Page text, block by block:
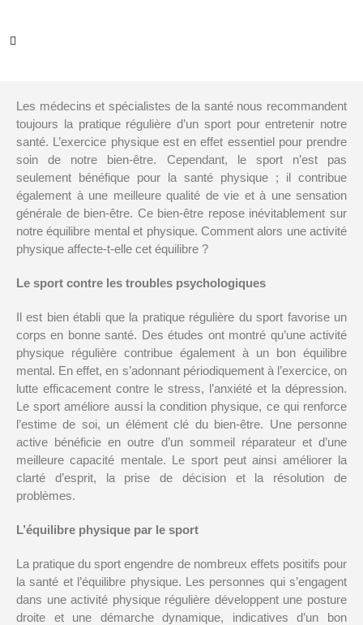
Les médecins et spécialistes de la santé nous recommandent
toujours la pratique régulière d’un sport pour entretenir notre
santé. L’exercice physique est en effet essentiel pour prendre
soin de notre bien-être. Cependant, le sport n’est pas
seulement bénéfique pour la santé physique ; il contribue
également à une meilleure qualité de vie et à une sensation
générale de bien-être. Ce bien-être repose inévitablement sur
notre équilibre mental et physique. Comment alors une activité
physique affecte-t-elle cet équilibre ?
Le sport contre les troubles psychologiques
Il est bien établi que la pratique régulière du sport favorise un
corps en bonne santé. Des études ont montré qu’une activité
physique régulière contribue également à un bon équilibre
mental. En effet, en s’adonnant périodiquement à l’exercice, on
lutte efficacement contre le stress, l’anxiété et la dépression.
Le sport améliore aussi la condition physique, ce qui renforce
l’estime de soi, un élément clé du bien-être. Une personne
active bénéficie en outre d’un sommeil réparateur et d’une
meilleure capacité mentale. Le sport peut ainsi améliorer la
clarté d’esprit, la prise de décision et la résolution de
problèmes.
L’équilibre physique par le sport
La pratique du sport engendre de nombreux effets positifs pour
la santé et l’équilibre physique. Les personnes qui s’engagent
dans une activité physique régulière développent une posture
droite et une démarche dynamique, indicatives d’un bon